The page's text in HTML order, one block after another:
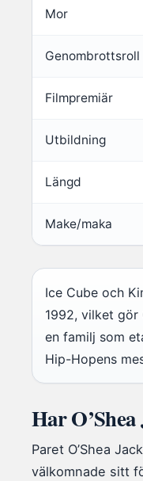
Mor
Genombrottsroll
Filmpremiär
Utbildning
Längd
Make/maka
Ice Cube och
1992, vilket gör
en familj som
Hip-Hopens
Har O’Shea
Paret O’Shea
välkomnade sitt